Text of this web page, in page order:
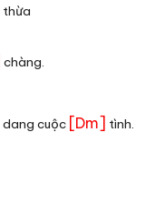
thừa
chàng.
dang cuộc [Dm] tình.